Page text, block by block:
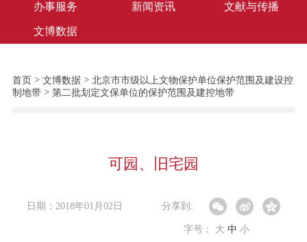
办事服务 新闻资讯 文献与传播
文博数据
首页> 文博数据> 北京市市级以上文物保护单位保护范围及建设控
制地带> 第二批划定文保单位的保护范围及建控地带
可园、旧宅园
日期：2018年01月02日 分享到:
字号： 大 中 小